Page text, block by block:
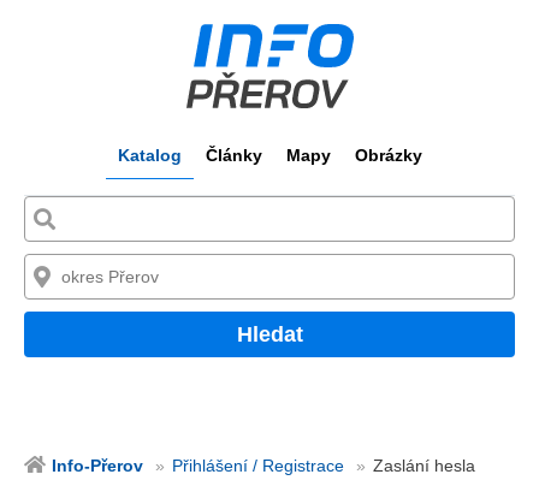
Katalog Články Mapy Obrázky
Hledat
Info-Přerov Přihlášení / Registrace Zaslání hesla